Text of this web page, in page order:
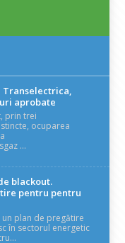
aprobate
prin trei
ocuparea
...
blackout.
pentru pentru
plan de pregătire
în sectorul energetic